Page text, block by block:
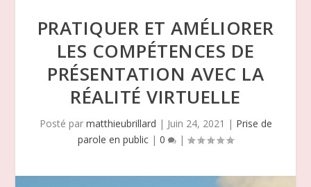
PRATIQUER ET AMÉLIORER
LES COMPÉTENCES DE
PRÉSENTATION AVEC LA
RÉALITÉ VIRTUELLE
Posté par matthieubrillard | Juin 24, 2021 | Prise de
parole en public | 0 |